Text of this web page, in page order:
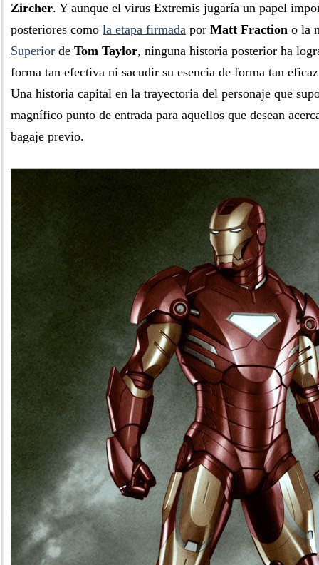
Zircher. Y aunque el virus Extremis jugaría un papel
posteriores como la etapa firmada por Matt Fraction o la
Superior de Tom Taylor, ninguna historia posterior ha
forma tan efectiva ni sacudir su esencia de forma tan
Una historia capital en la trayectoria del personaje que
magnífico punto de entrada para aquellos que desean
bagaje previo.